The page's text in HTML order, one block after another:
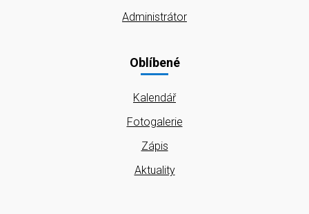
Administrátor
Oblíbené
Kalendář
Fotogalerie
Zápis
Aktuality